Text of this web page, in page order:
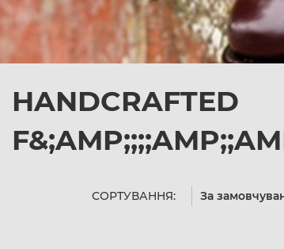
HANDCRAFTED
СОРТУВАННЯ: За